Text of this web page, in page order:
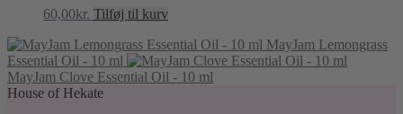
60,00kr. Tilføj til kurv
MayJam Lemongrass
Essential Oil - 10 ml
MayJam Clove Essential Oil - 10 ml
House of Hekate